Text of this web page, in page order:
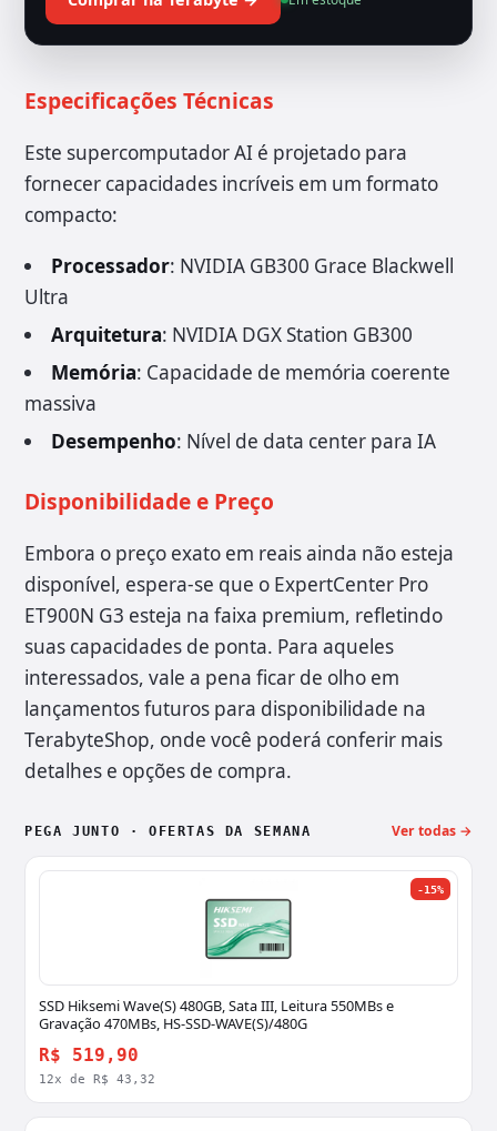
Especificações Técnicas
Este supercomputador AI é projetado para
fornecer capacidades incríveis em um formato
compacto:
Processador: NVIDIA GB300 Grace Blackwell
Ultra
Arquitetura: NVIDIA DGX Station GB300
Memória: Capacidade de memória coerente
massiva
Desempenho: Nível de data center para IA
Disponibilidade e Preço
Embora o preço exato em reais ainda não esteja
disponível, espera-se que o ExpertCenter Pro
ET900N G3 esteja na faixa premium, refletindo
suas capacidades de ponta. Para aqueles
interessados, vale a pena ficar de olho em
lançamentos futuros para disponibilidade na
TerabyteShop, onde você poderá conferir mais
detalhes e opções de compra.
PEGA JUNTO · OFERTAS DA SEMANA Ver todas →
-15%
SSD Hiksemi Wave(S) 480GB, Sata III, Leitura 550MBs e
Gravação 470MBs, HS-SSD-WAVE(S)/480G
R$ 519,90
12x de R$ 43,32